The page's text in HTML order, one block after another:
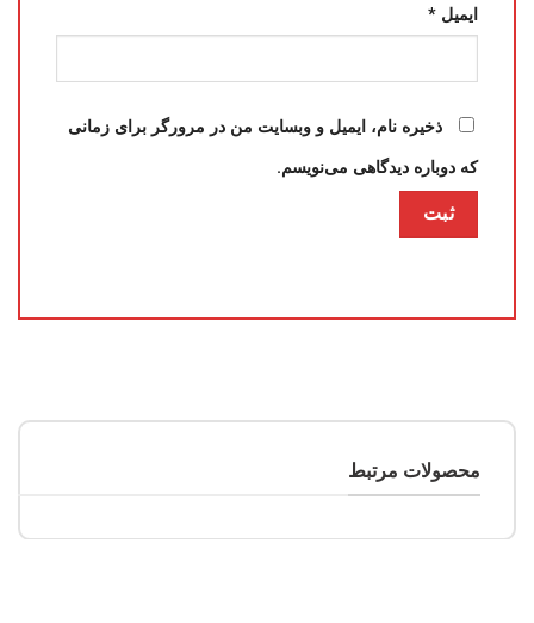
ایمیل *
ذخیره نام، ایمیل و وبسایت من در مرورگر برای زمانی
که دوباره دیدگاهی می‌نویسم.
محصولات مرتبط